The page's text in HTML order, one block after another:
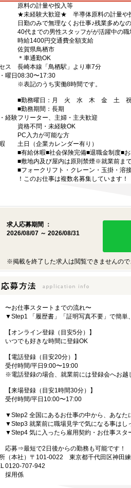
原料の計量や投入等
★未経験大歓迎★ 半導体原料の計量や
日勤のみで無理なくお仕事♪残業多めな
40代までの男性スタッフがが活躍中の
時給1400円交通費全額支給
佐賀県鳥栖市
＊車通勤OK
ス
長崎本線「鳥栖駅」より車7分
曜日 08:30〜17:30
※表記のうち実働8時間です。
■勤務曜日：月 火 水 木 金 土
■勤務期間：長期
経験フリーター、主婦・主夫歓迎
資格不問・未経験OK
PC入力が可能な方
土日（企業カレンダー有り）
■有給休暇■社会保険完備■退職金制度■
■敷地内及び屋内は原則禁煙※就業前ま
■フォークリフト・クレーン・玉掛・溶
！このお仕事は複数名募集しています！
求人応募期間 ：
2026/08/07 ～ 2026/08/31
※掲載を終了した求人は閲覧できませんので
〜お仕事スタートまでの流れ〜
▼Step1 「履歴書」「証明写真不要」で簡単
【オンライン登録（目安5分）】
いつでも好きな時間に登録OK
【電話登録（目安20分）】
受付時間/平日9:00〜19:00
※電話登録の場合、就業前には登録会へお越
【来場登録（目安1時間30分）】
受付時間/平日10:00〜17:00
▼Step2 全国にあるお仕事の中から、あなた
▼Step3 就業前に職場見学で気になる事はし
▼Step4 気に入ったら雇用契約・お仕事スタ
応募⇒最短で2日後からの勤務も可能です！
（本社）〒101-0022 東京都千代田区神田
0120-707-942
採用係